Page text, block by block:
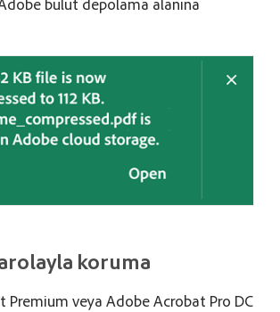
koruma
Premium veya Adobe Acrobat Pro DC